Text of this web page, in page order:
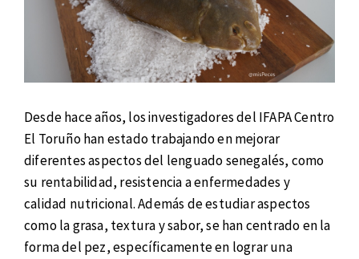
Desde hace años, los investigadores del IFAPA Centro
El Toruño han estado trabajando en mejorar
diferentes aspectos del lenguado senegalés, como
su rentabilidad, resistencia a enfermedades y
calidad nutricional. Además de estudiar aspectos
como la grasa, textura y sabor, se han centrado en la
forma del pez, específicamente en lograr una